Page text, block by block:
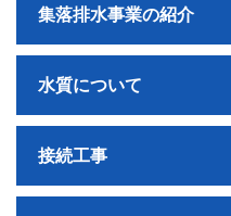
集落排水事業の紹介
水質について
接続工事